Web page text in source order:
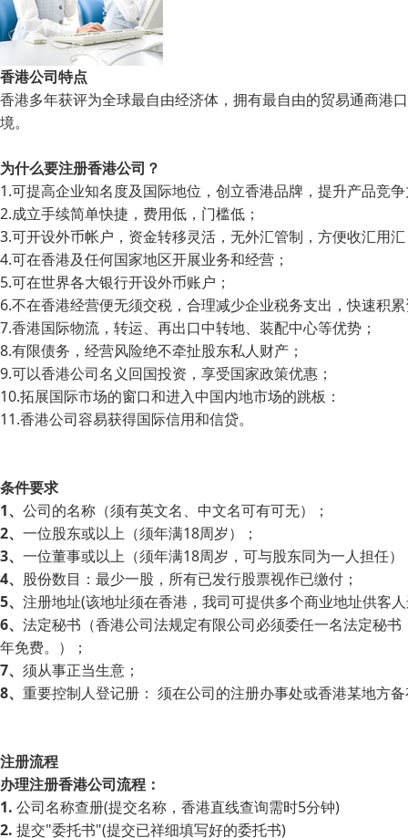
香港公司特点
香港多年获评为全球最自由经济体，拥有最自由的贸易通商港
境。
为什么要注册香港公司？
1.可提高企业知名度及国际地位，创立香港品牌，提升产品竞
2.成立手续简单快捷，费用低，门槛低；
3.可开设外币帐户，资金转移灵活，无外汇管制，方便收汇用
4.可在香港及任何国家地区开展业务和经营；
5.可在世界各大银行开设外币账户；
6.不在香港经营便无须交税，合理减少企业税务支出，快速积
7.香港国际物流，转运、再出口中转地、装配中心等优势；
8.有限债务，经营风险绝不牵扯股东私人财产；
9.可以香港公司名义回国投资，享受国家政策优惠；
10.拓展国际市场的窗口和进入中国内地市场的跳板：
11.香港公司容易获得国际信用和信贷。
条件要求
1、 公司的名称（须有英文名、中文名可有可无）；
2、 一位股东或以上（须年满18周岁）；
3、 一位董事或以上（须年满18周岁，可与股东同为一人担任）
4、 股份数目：最少一股，所有已发行股票视作已缴付；
5、 注册地址(该地址须在香港，我司可提供多个商业地址供客
6、 法定秘书（香港公司法规定有限公司必须委任一名法定秘
年免费。）；
7、 须从事正当生意；
8、 重要控制人登记册： 须在公司的注册办事处或香港某地方
注册流程
办理注册香港公司流程：
1. 公司名称查册(提交名称，香港直线查询需时5分钟)
2. 提交"委托书"(提交已祥细填写好的委托书)